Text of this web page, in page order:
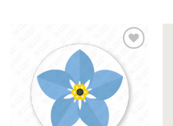
Pridėti
į norų
sąrašą